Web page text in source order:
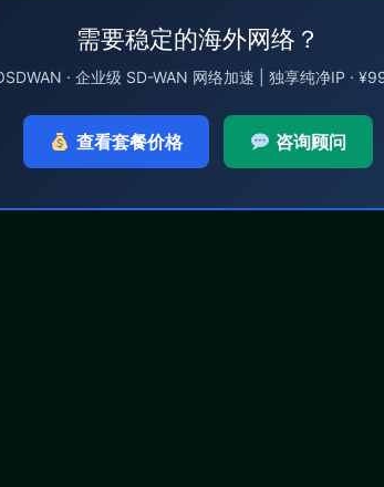
需要稳定的海外网络？
· 企业级 SD-WAN 网络加速 | 独享纯净IP ·
查看套餐价格 咨询顾问